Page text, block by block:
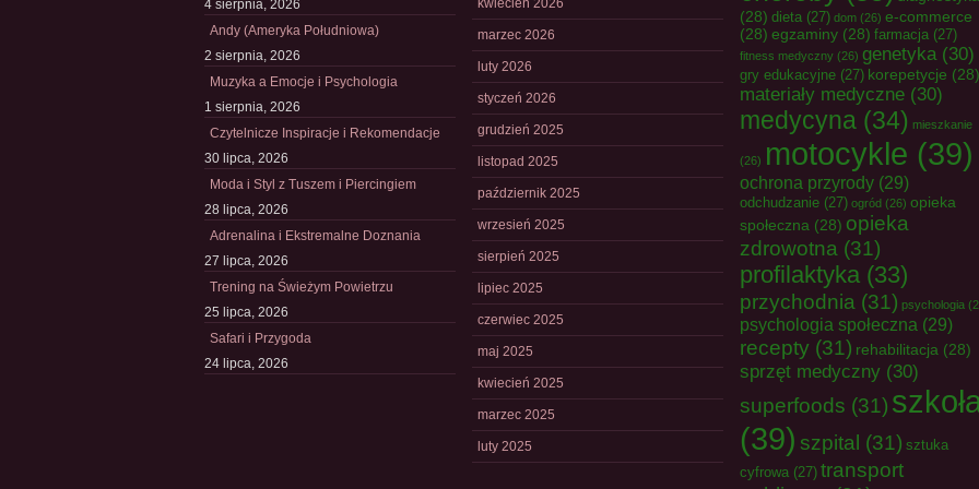
4 sierpnia, 2026
Andy (Ameryka Południowa)
2 sierpnia, 2026
Muzyka a Emocje i Psychologia
1 sierpnia, 2026
Czytelnicze Inspiracje i Rekomendacje
30 lipca, 2026
Moda i Styl z Tuszem i Piercingiem
28 lipca, 2026
Adrenalina i Ekstremalne Doznania
27 lipca, 2026
Trening na Świeżym Powietrzu
25 lipca, 2026
Safari i Przygoda
24 lipca, 2026
kwiecień 2026
marzec 2026
luty 2026
styczeń 2026
grudzień 2025
listopad 2025
październik 2025
wrzesień 2025
sierpień 2025
lipiec 2025
czerwiec 2025
maj 2025
kwiecień 2025
marzec 2025
luty 2025
(28) dieta (27) dom (26) e-commerce
(28) egzaminy (28) farmacja (27)
fitness medyczny (26) genetyka(30)
gry edukacyjne (27) korepetycje (28)
materiały medyczne (30)
medycyna (34) mieszkanie
(26) motocykle (39)
ochrona przyrody (29)
odchudzanie (27) ogród (26) opieka
społeczna (28) opieka
zdrowotna (31)
profilaktyka (33)
przychodnia (31) psychologia
psychologia społeczna (29)
recepty (31) rehabilitacja (28)
sprzęt medyczny (30)
superfoods (31)
(39) szpital (31) sztuka
cyfrowa (27) transport